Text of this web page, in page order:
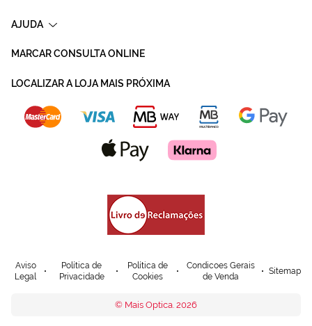
AJUDA
MARCAR CONSULTA ONLINE
LOCALIZAR A LOJA MAIS PRÓXIMA
Aviso
Legal
Política de
Privacidade
Política de
Cookies
Condicoes Gerais
de Venda
Sitemap
© Mais Optica. 2026